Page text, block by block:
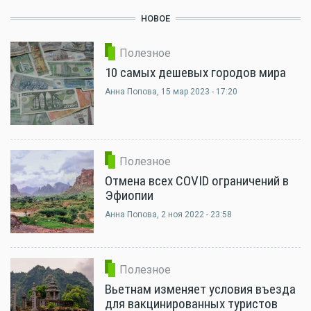
НОВОЕ
Полезное
10 самых дешевых городов мира
Анна Попова, 15 мар 2023 - 17:20
Полезное
Отмена всех COVID ограничений в
Эфиопии
Анна Попова, 2 ноя 2022 - 23:58
Полезное
Вьетнам изменяет условия въезда
для вакцинированных туристов